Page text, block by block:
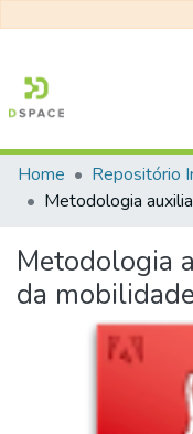
Communities &
Statistics
Home
Metodologia
da mobilidade